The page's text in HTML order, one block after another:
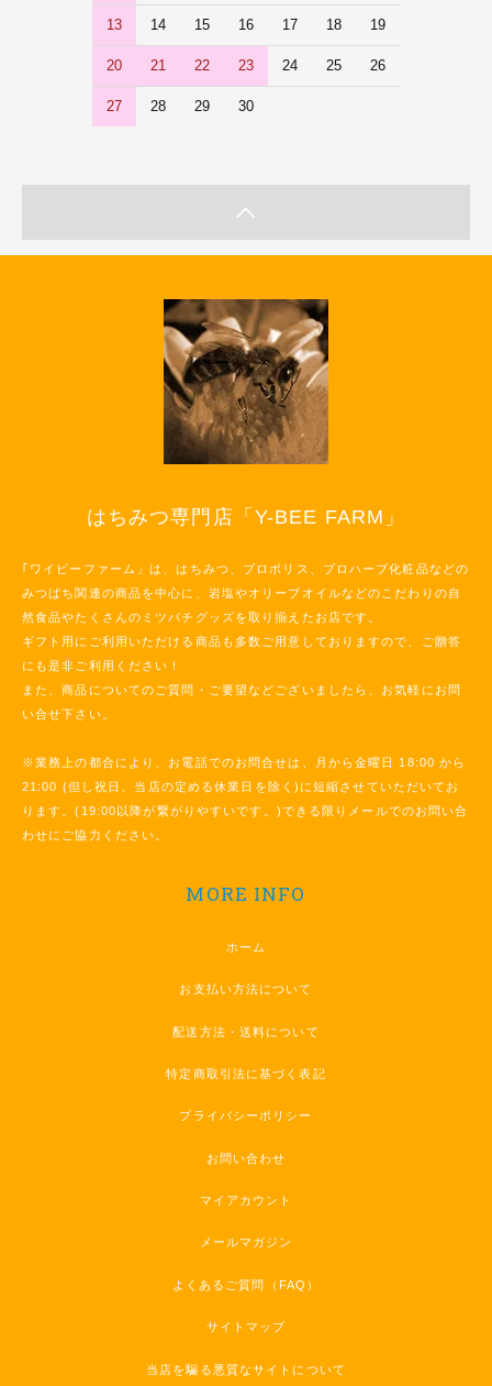
13 14 15 16 17 18 19
20 21 22 23 24 25 26
27 28 29 30
はちみつ専門店「Y-BEE FARM」
｢ワイビーファーム」は、はちみつ、プロポリス、プロハーブ化粧品などの
みつばち関連の商品を中心に、岩塩やオリーブオイルなどのこだわりの自
然食品やたくさんのミツバチグッズを取り揃えたお店です。
ギフト用にご利用いただける商品も多数ご用意しておりますので、ご贈答
にも是非ご利用ください！
また、商品についてのご質問・ご要望などございましたら、お気軽にお問
い合せ下さい。
※業務上の都合により、お電話でのお問合せは、月から金曜日 18:00 から
21:00 (但し祝日、当店の定める休業日を除く)に短縮させていただいてお
ります。(19:00以降が繋がりやすいです。)できる限りメールでのお問い合
わせにご協力ください。
MORE INFO
ホーム
お支払い方法について
配送方法・送料について
特定商取引法に基づく表記
プライバシーポリシー
お問い合わせ
マイアカウント
メールマガジン
よくあるご質問（FAQ）
サイトマップ
当店を騙る悪質なサイトについて